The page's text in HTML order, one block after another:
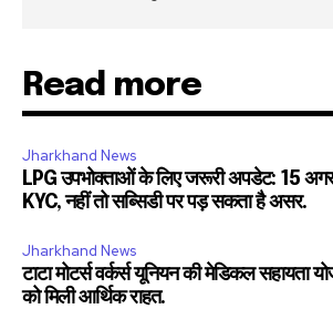
Read more
Jharkhand News
LPG उपभोक्ताओं के लिए जरूरी अपडेट: 15
KYC, नहीं तो सब्सिडी पर पड़ सकता है असर.
Jharkhand News
टाटा मोटर्स वर्कर्स यूनियन की मेडिकल सहायता
को मिली आर्थिक राहत.